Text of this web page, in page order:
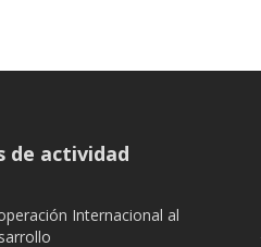
de actividad
Internacional al